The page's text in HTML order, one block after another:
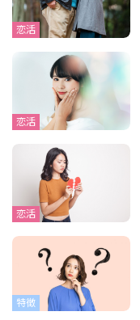
恋活
恋活
恋活
特徴